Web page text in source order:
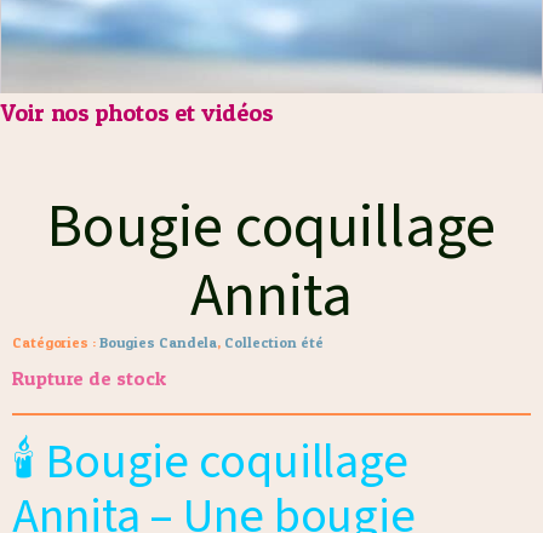
Voir nos photos et vidéos
Bougie coquillage
Annita
Catégories : Bougies Candela, Collection été
Rupture de stock
🕯️ Bougie coquillage
Annita – Une bougie